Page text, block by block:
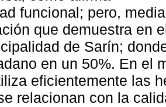
funcional; pero,
que demuestra en
de Sarín;
en un 50%. En el
eficientemente las
relacionan con la